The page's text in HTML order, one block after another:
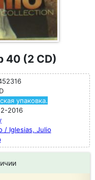
40 (2 CD)
упаковка.
2016
/ Iglesias, Julio